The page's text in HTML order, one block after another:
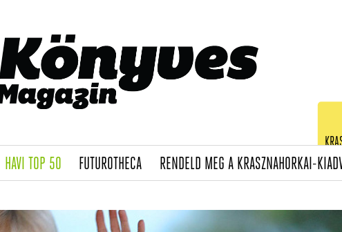
HAVI TOP 50(CURRENT)
FUTUROTHECA(CURRENT)
RENDELD MEG A KRASZNAHORKAI-